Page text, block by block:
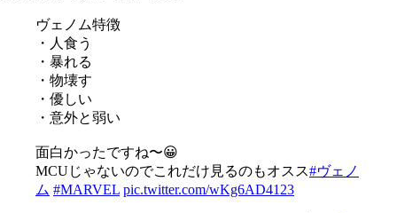
ヴェノム特徴
・人食う
・暴れる
・物壊す
・優しい
・意外と弱い
面白かったですね〜😀
MCUじゃないのでこれだけ見るのもオスス#ヴェノ
ム #MARVEL pic.twitter.com/wKg6AD4123